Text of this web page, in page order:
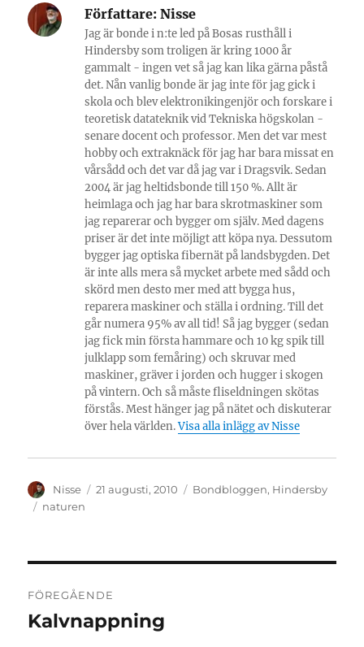
Författare: Nisse
Jag är bonde i n:te led på Bosas rusthåll i
Hindersby som troligen är kring 1000 år
gammalt - ingen vet så jag kan lika gärna påstå
det. Nån vanlig bonde är jag inte för jag gick i
skola och blev elektronikingenjör och forskare i
teoretisk datateknik vid Tekniska högskolan -
senare docent och professor. Men det var mest
hobby och extraknäck för jag har bara missat en
vårsådd och det var då jag var i Dragsvik. Sedan
2004 är jag heltidsbonde till 150 %. Allt är
heimlaga och jag har bara skrotmaskiner som
jag reparerar och bygger om själv. Med dagens
priser är det inte möjligt att köpa nya. Dessutom
bygger jag optiska fibernät på landsbygden. Det
är inte alls mera så mycket arbete med sådd och
skörd men desto mer med att bygga hus,
reparera maskiner och ställa i ordning. Till det
går numera 95% av all tid! Så jag bygger (sedan
jag fick min första hammare och 10 kg spik till
julklapp som femåring) och skruvar med
maskiner, gräver i jorden och hugger i skogen
på vintern. Och så måste fliseldningen skötas
förstås. Mest hänger jag på nätet och diskuterar
över hela världen.Visa alla inlägg av Nisse
Författare
Nisse
Publicerat
21 augusti, 2010 Kategorier
Bondbloggen, Hindersby
Etiketter
naturen
FÖREGÅENDE
Föregående
Kalvnappning